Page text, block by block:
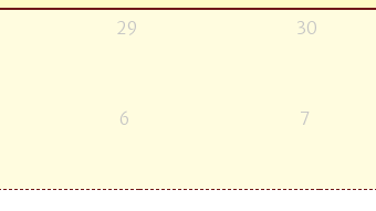
29 30
6 7